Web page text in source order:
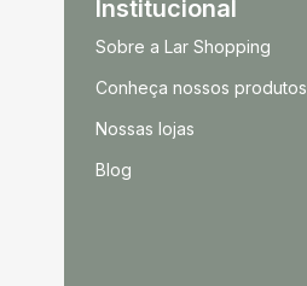
Institucional
Sobre a Lar Shopping
Conheça nossos produtos
Nossas lojas
Blog